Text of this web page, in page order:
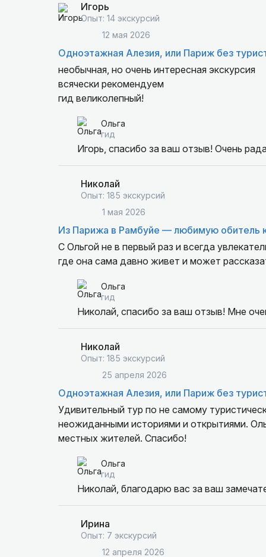
Игорь
Опыт: 14 экскурсий
12 мая 2026
Одноэтажная Алезия, или Париж без
необычная, но очень интересная экскурсия
всячески рекомендуем
гид великолепный!
Ольга
гид
Игорь, спасибо за ваш отзыв! Очень
Николай
Опыт: 185 экскурсий
1 мая 2026
Из Парижа в Рамбуйе — любимую обитель
С Ольгой не в первый раз и всегда
где она сама давно живет и может
Ольга
гид
Николай, спасибо за ваш отзыв! Мне
Николай
Опыт: 185 экскурсий
25 апреля 2026
Одноэтажная Алезия, или Париж без
Удивительный тур по не самому
неожиданными историями и открытиями.
местных жителей. Спасибо!
Ольга
гид
Николай, благодарю вас за ваш
Ирина
Опыт: 7 экскурсий
12 апреля 2026